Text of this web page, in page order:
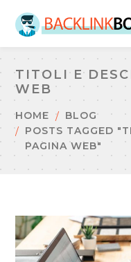
TITOLI E
WEB
HOME
BLOG
POSTS TAGGED
PAGINA WEB"